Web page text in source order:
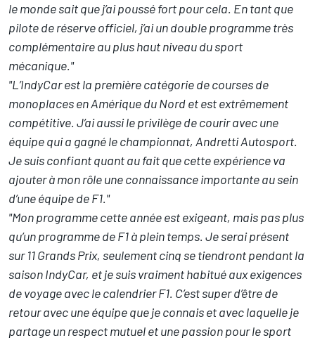
le monde sait que j’ai poussé fort pour cela. En tant que
pilote de réserve officiel, j’ai un double programme très
complémentaire au plus haut niveau du sport
mécanique."
"L’IndyCar est la première catégorie de courses de
monoplaces en Amérique du Nord et est extrêmement
compétitive. J’ai aussi le privilège de courir avec une
équipe qui a gagné le championnat, Andretti Autosport.
Je suis confiant quant au fait que cette expérience va
ajouter à mon rôle une connaissance importante au sein
d’une équipe de F1."
"Mon programme cette année est exigeant, mais pas plus
qu’un programme de F1 à plein temps. Je serai présent
sur 11 Grands Prix, seulement cinq se tiendront pendant la
saison IndyCar, et je suis vraiment habitué aux exigences
de voyage avec le calendrier F1. C’est super d’être de
retour avec une équipe que je connais et avec laquelle je
partage un respect mutuel et une passion pour le sport